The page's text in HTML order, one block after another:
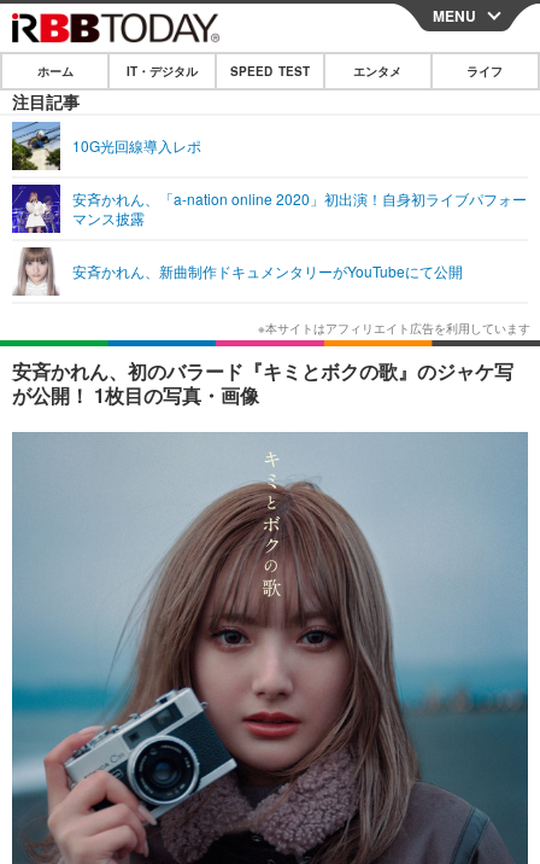
CLOSE
ホーム
IT・デジタル
ネタ
ショッピング その他
SPEED TEST
エンタメ
エンタメTOP 映画・ドラマ
韓国・芸能
音楽 スポーツ
ライフ
ライフTOP グルメ
ペット ショッピング
その他
リリース一覧
プッシュ通知の停止方法
MENU
ホーム IT・デジタル SPEED TEST エンタメ ライフ
注目記事
10G光回線導入レポ
安斉かれん、「a-nation online 2020」初出演！自身初ライブパフォー
マンス披露
安斉かれん、新曲制作ドキュメンタリーがYouTubeにて公開
安斉かれん、初のバラード『キミとボクの歌』のジャケ写
が公開！ 1枚目の写真・画像